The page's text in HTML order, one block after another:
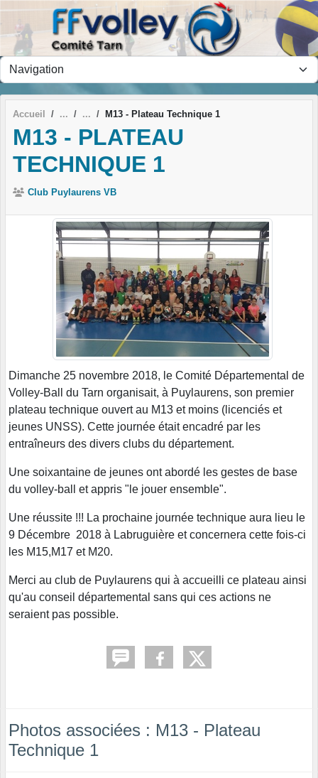
Accueil M13 - Plateau Technique 1
M13 - PLATEAU
TECHNIQUE 1
Club Puylaurens VB
Dimanche 25 novembre 2018, le Comité Départemental de
Volley-Ball du Tarn organisait, à Puylaurens, son premier
plateau technique ouvert au M13 et moins (licenciés et
jeunes UNSS). Cette journée était encadré par les
entraîneurs des divers clubs du département.
Une soixantaine de jeunes ont abordé les gestes de base
du volley-ball et appris "le jouer ensemble".
Une réussite !!! La prochaine journée technique aura lieu le
9 Décembre 2018 à Labruguière et concernera cette fois-ci
les M15,M17 et M20.
Merci au club de Puylaurens qui à accueilli ce plateau ainsi
qu'au conseil départemental sans qui ces actions ne
seraient pas possible.
Photos associées : M13 - Plateau
Technique 1
Panneau de gestion des cookies